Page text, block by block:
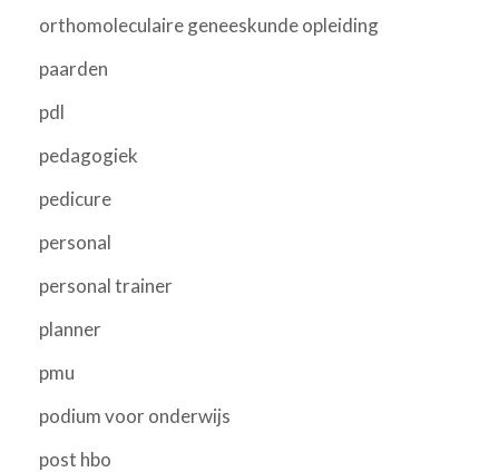
orthomoleculaire geneeskunde opleiding
paarden
pdl
pedagogiek
pedicure
personal
personal trainer
planner
pmu
podium voor onderwijs
post hbo